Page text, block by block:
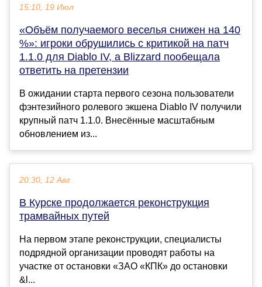
15:10, 19 Июл
«Объём получаемого веселья снижен на 140
%»: игроки обрушились с критикой на патч
1.1.0 для Diablo IV, а Blizzard пообещала
ответить на претензии
В ожидании старта первого сезона пользователи
фэнтезийного ролевого экшена Diablo IV получили
крупный патч 1.1.0. Внесённые масштабным
обновлением из...
20:30, 12 Авг
В Курске продолжается реконструкция
трамвайных путей
На первом этапе реконструкции, специалисты
подрядной организации проводят работы на
участке от остановки «ЗАО «КПК» до остановки
&l...